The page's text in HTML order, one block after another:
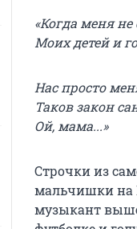
«Когда меня
Моих детей и
Нас просто
Таков закон
Ой, мама...»
Строчки из
мальчишки на
музыкант